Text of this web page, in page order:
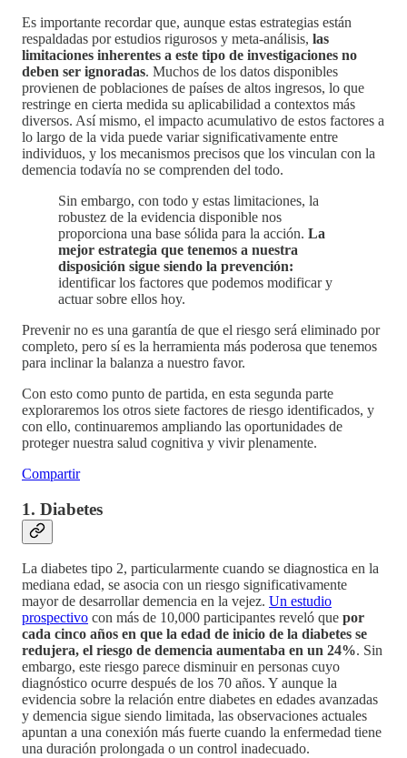
Es importante recordar que, aunque estas estrategias están
respaldadas por estudios rigurosos y meta-análisis, las
limitaciones inherentes a este tipo de investigaciones no
deben ser ignoradas. Muchos de los datos disponibles
provienen de poblaciones de países de altos ingresos, lo que
restringe en cierta medida su aplicabilidad a contextos más
diversos. Así mismo, el impacto acumulativo de estos factores a
lo largo de la vida puede variar significativamente entre
individuos, y los mecanismos precisos que los vinculan con la
demencia todavía no se comprenden del todo.
Sin embargo, con todo y estas limitaciones, la
robustez de la evidencia disponible nos
proporciona una base sólida para la acción. La
mejor estrategia que tenemos a nuestra
disposición sigue siendo la prevención:
identificar los factores que podemos modificar y
actuar sobre ellos hoy.
Prevenir no es una garantía de que el riesgo será eliminado por
completo, pero sí es la herramienta más poderosa que tenemos
para inclinar la balanza a nuestro favor.
Con esto como punto de partida, en esta segunda parte
exploraremos los otros siete factores de riesgo identificados, y
con ello, continuaremos ampliando las oportunidades de
proteger nuestra salud cognitiva y vivir plenamente.
Compartir
1. Diabetes
La diabetes tipo 2, particularmente cuando se diagnostica en la
mediana edad, se asocia con un riesgo significativamente
mayor de desarrollar demencia en la vejez. Un estudio
prospectivo con más de 10,000 participantes reveló que por
cada cinco años en que la edad de inicio de la diabetes se
redujera, el riesgo de demencia aumentaba en un 24%. Sin
embargo, este riesgo parece disminuir en personas cuyo
diagnóstico ocurre después de los 70 años. Y aunque la
evidencia sobre la relación entre diabetes en edades avanzadas
y demencia sigue siendo limitada, las observaciones actuales
apuntan a una conexión más fuerte cuando la enfermedad tiene
una duración prolongada o un control inadecuado.